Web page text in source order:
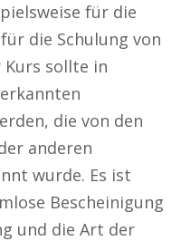
für die
die Schulung von
sollte in
die von den
anderen
wurde. Es ist
Bescheinigung
und die Art der